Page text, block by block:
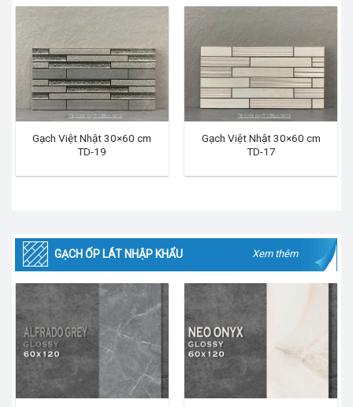
Gạch Việt Nhật 30×60 cm
TD-19
Gạch Việt Nhật 30×60 cm
TD-17
GẠCH ỐP LÁT NHẬP KHẨU Xem thêm